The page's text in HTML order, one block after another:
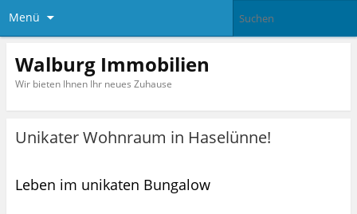
Menü
Walburg Immobilien
Wir bieten Ihnen Ihr neues Zuhause
Unikater Wohnraum in Haselünne!
Leben im unikaten Bungalow